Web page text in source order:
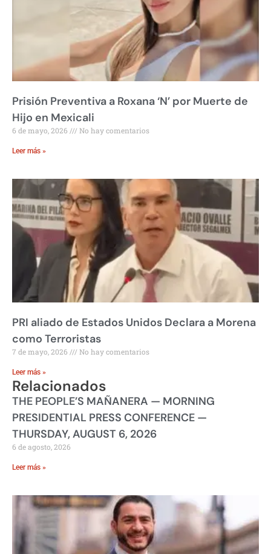
Prisión Preventiva a Roxana ‘N’ por Muerte de
Hijo en Mexicali
6 de mayo, 2026 No hay comentarios
Leer más »
PRI aliado de Estados Unidos Declara a Morena
como Terroristas
7 de mayo, 2026 No hay comentarios
Leer más »
Relacionados
THE PEOPLE’S MAÑANERA — MORNING
PRESIDENTIAL PRESS CONFERENCE —
THURSDAY, AUGUST 6, 2026
6 de agosto, 2026
Leer más »